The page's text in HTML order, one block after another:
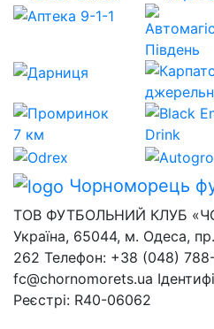
Чорноморець
ТОВ ФУТБОЛЬНИЙ КЛУБ
Україна, 65044, м. Одеса,
262 Телефон: +38 (048)
fc@chornomorets.ua
Реєстрі: R40-06062